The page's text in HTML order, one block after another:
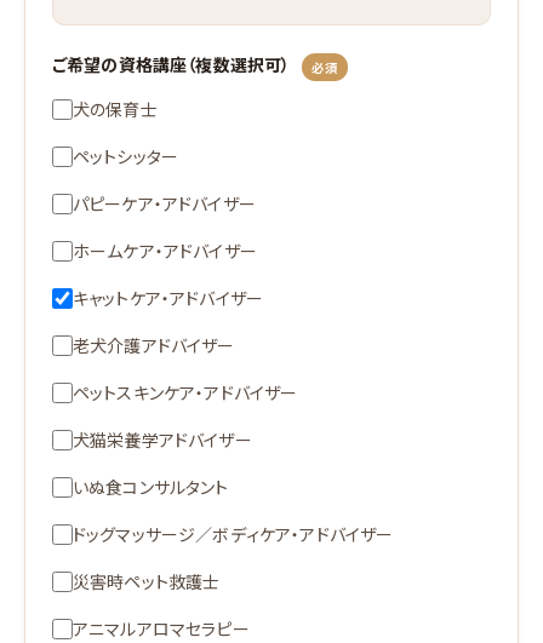
ご希望の資格講座（複数選択可） 必須
犬の保育士
ペットシッター
パピーケア・アドバイザー
ホームケア・アドバイザー
キャットケア・アドバイザー
老犬介護アドバイザー
ペットスキンケア・アドバイザー
犬猫栄養学アドバイザー
いぬ食コンサルタント
ドッグマッサージ／ボディケア・アドバイザー
災害時ペット救護士
アニマルアロマセラピー